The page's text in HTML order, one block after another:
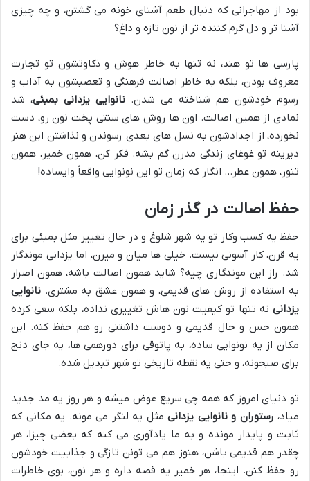
بود از مهاجرانی که دنبال طعم آشنای خونه می گشتن، و چه چیزی
آشنا تر و دل گرم کننده تر از نون تازه و داغ؟
پارسی ها تو هند، نه تنها به خاطر هوش و ذکاوتشون تو تجارت
معروف بودن، بلکه به خاطر اصالت فرهنگی و تعصبشون به آداب و
رسوم خودشون هم شناخته می شدن. نانوایی یزدانی بمبئی، شد
نمادی از همین اصالت. اون ها روش های سنتی پخت نون رو، دست
نخورده، از اجدادشون به نسل های بعدی رسوندن و نذاشتن این هنر
دیرینه تو غوغای زندگی مدرن گم بشه. فکر کن، همون خمیر، همون
تنور، همون عطر… انگار که زمان تو این نونوایی واقعاً وایساده!
حفظ اصالت در گذر زمان
حفظ یه کسب وکار تو یه شهر شلوغ و در حال تغییر مثل بمبئی برای
یه قرن، کار آسونی نیست. خیلی ها میان و میرن، اما یزدانی موندگار
شد. راز این موندگاری چیه؟ شاید همون اصالت باشه، همون اصرار
به استفاده از روش های قدیمی، و همون عشق به مشتری. نانوایی
یزدانی نه تنها تو کیفیت نون هاش تغییری نداده، بلکه سعی کرده
همون حس و حال قدیمی و دوست داشتنی رو هم حفظ کنه. این
مکان از یه نونوایی ساده، به پاتوقی برای دورهمی ها، یه جای دنج
برای صبحونه، و حتی یه نقطه تاریخی تو شهر تبدیل شده.
تو دنیای امروز که همه چی سریع عوض میشه و هر روز یه مد جدید
میاد، رستوران و نانوایی یزدانی مثل یه لنگر می مونه. یه مکانی که
ثابت و پایدار مونده و به ما یادآوری می کنه که بعضی چیزا، هر
چقدر هم قدیمی باشن، هنوز هم می تونن تازگی و جذابیت خودشون
رو حفظ کنن. اینجا، هر خمیر یه قصه داره و هر نون، بوی خاطرات